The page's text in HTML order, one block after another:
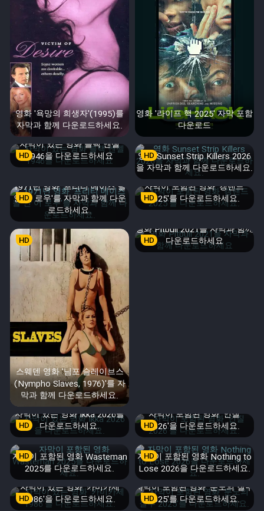
영화 '욕망의 희생자'(1995)를
자막과 함께 다운로드하세요.
영화 '라이프 핵 2025' 자막 포함
다운로드
자막이 있는 영화 블랙 엔젤
1946을 다운로드하세요
HD
영화 Sunset Strip Killers 2026
을 자막과 함께 다운로드하세요.
HD
1971년 영화 '프리티 메이즈 올
인 어 로우'를 자막과 함께 다운
로드하세요.
HD
자막이 포함된 영화 '갱랜드
2025'를 다운로드하세요.
HD
스웨덴 영화 '님포 슬레이브스
(Nympho Slaves, 1976)'를 자
막과 함께 다운로드하세요.
HD
영화 Pitbull 2021을 자막과 함께
다운로드하세요
HD
자막이 있는 영화 Ikka 2026을
다운로드하세요.
HD
자막이 포함된 영화 '인질
2026'을 다운로드하세요.
HD
자막이 포함된 영화 Wasteman
2025를 다운로드하세요.
HD
자막이 포함된 영화 Nothing to
Lose 2026을 다운로드하세요.
HD
자막이 있는 영화 '카미카제
1986'을 다운로드하세요.
HD
자막이 포함된 영화 '분노의 질주
2025'를 다운로드하세요.
HD